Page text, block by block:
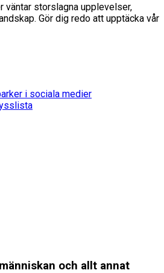
väntar storslagna upplevelser,
Gör dig redo att upptäcka vår
i sociala medier
och allt annat